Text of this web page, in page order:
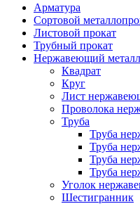
Арматура
Сортовой
Листовой прокат
Трубный прокат
Нержавеющий
Квадрат
Круг
Лист
Проволока
Труба
Труба
Труба
Труба
Труба
Уголок
Шестигранник